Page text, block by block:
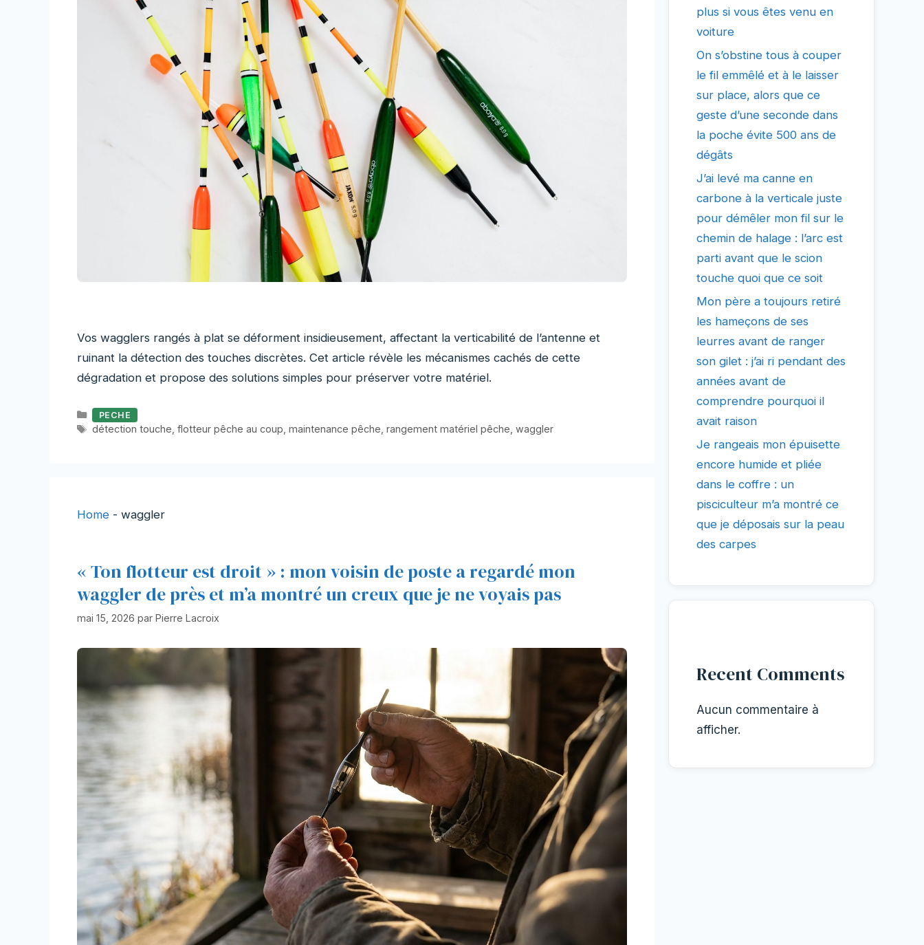
Vos wagglers rangés à plat se déforment insidieusement, affectant la verticabilité de l’antenne et
ruinant la détection des touches discrètes. Cet article révèle les mécanismes cachés de cette
dégradation et propose des solutions simples pour préserver votre matériel.
Catégories
PECHE
Étiquettes
détection touche, flotteur pêche au coup, maintenance pêche, rangement matériel pêche, waggler
Home - waggler
« Ton flotteur est droit » : mon voisin de poste a regardé mon
waggler de près et m’a montré un creux que je ne voyais pas
mai 15, 2026 par Pierre Lacroix
plus si vous êtes venu en
voiture
On s’obstine tous à couper
le fil emmêlé et à le laisser
sur place, alors que ce
geste d’une seconde dans
la poche évite 500 ans de
dégâts
J’ai levé ma canne en
carbone à la verticale juste
pour démêler mon fil sur le
chemin de halage : l’arc est
parti avant que le scion
touche quoi que ce soit
Mon père a toujours retiré
les hameçons de ses
leurres avant de ranger
son gilet : j’ai ri pendant des
années avant de
comprendre pourquoi il
avait raison
Je rangeais mon épuisette
encore humide et pliée
dans le coffre : un
pisciculteur m’a montré ce
que je déposais sur la peau
des carpes
Recent Comments
Aucun commentaire à
afficher.